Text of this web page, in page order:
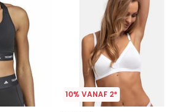
10% VANAF 2*